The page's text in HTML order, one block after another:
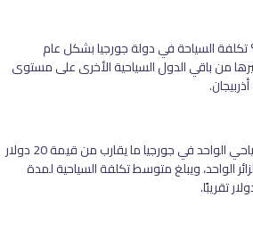
السياحة في دولة جورجيا بشكل عام
من باقي الدول السياحية الأخرى على مستوى
يصل متوسط تكلفة اليوم السياحي الواحد في جورجيا ما يقارب من قيمة 20 دولار
الواحد، ويبلغ متوسط تكلفة السياحية لمدة